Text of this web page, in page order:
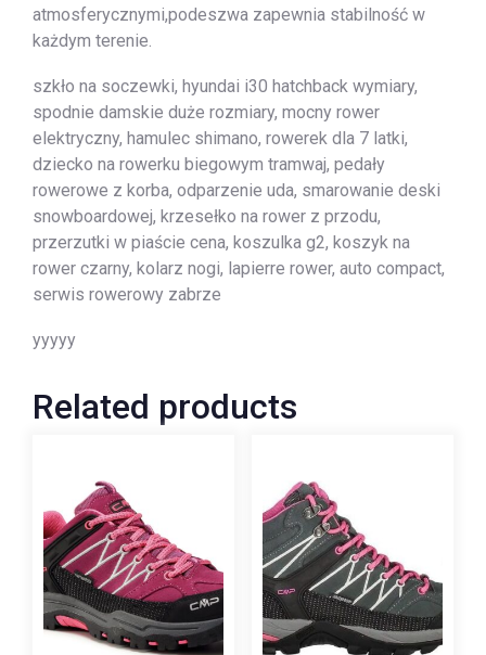
atmosferycznymi,podeszwa zapewnia stabilność w
każdym terenie.
szkło na soczewki, hyundai i30 hatchback wymiary,
spodnie damskie duże rozmiary, mocny rower
elektryczny, hamulec shimano, rowerek dla 7 latki,
dziecko na rowerku biegowym tramwaj, pedały
rowerowe z korba, odparzenie uda, smarowanie deski
snowboardowej, krzesełko na rower z przodu,
przerzutki w piaście cena, koszulka g2, koszyk na
rower czarny, kolarz nogi, lapierre rower, auto compact,
serwis rowerowy zabrze
yyyyy
Related products